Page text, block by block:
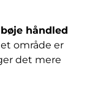
bøje håndled
område er
det mere